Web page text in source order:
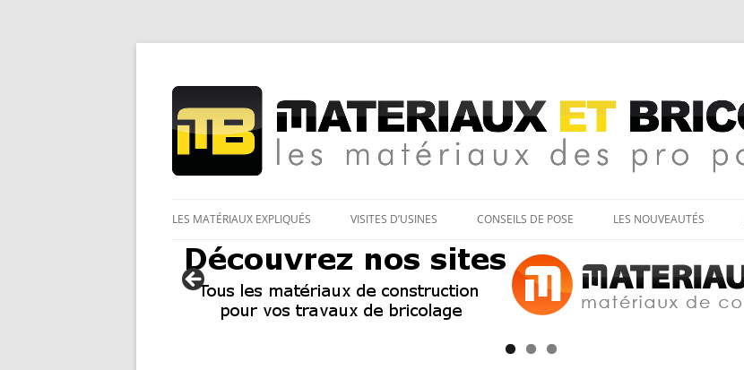
Matériaux et bricolage
au
LES MATÉRIAUX EXPLIQUÉS VISITES D’USINES CONSEILS DE POSE LES NOUVEAUTÉS